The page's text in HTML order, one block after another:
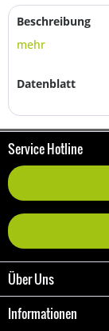
Beschreibung
mehr
Datenblatt
Service Hotline
Über Uns
Informationen